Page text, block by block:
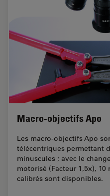
Macro-objectifs Apo
Les macro-objectifs Apo
télécentriques permettant
minuscules ; avec le
motorisé (Facteur 1,5x),
calibrés sont disponibles.